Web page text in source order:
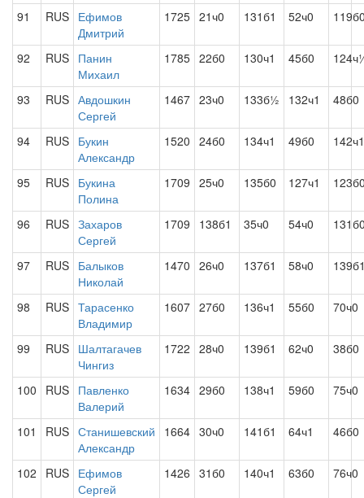
91 RUS Ефимов
Дмитрий
1725 21ч0 131б1 52ч0
92 RUS Панин
Михаил
1785 22б0 130ч1 45б0
93 RUS Авдошкин
Сергей
1467 23ч0 133б½ 132ч1 48б0
94 RUS Букин
Александр
1520 24б0 134ч1 49б0 142ч1
95 RUS Букина
Полина
1709 25ч0 135б0 127ч1
96 RUS Захаров
Сергей
1709 138б1 35ч0 54ч0
97 RUS Балыков
Николай
1470 26ч0 137б1 58ч0
98 RUS Тарасенко
Владимир
1607 27б0 136ч1 55б0 70ч0
99 RUS Шалтагачев
Чингиз
1722 28ч0 139б1 62ч0 38б0
100 RUS Павленко
Валерий
1634 29б0 138ч1 59б0 75ч0
101 RUS Станишевский
Александр
1664 30ч0 141б1 64ч1 46б0
102 RUS Ефимов
Сергей
1426 31б0 140ч1 63б0 76ч0